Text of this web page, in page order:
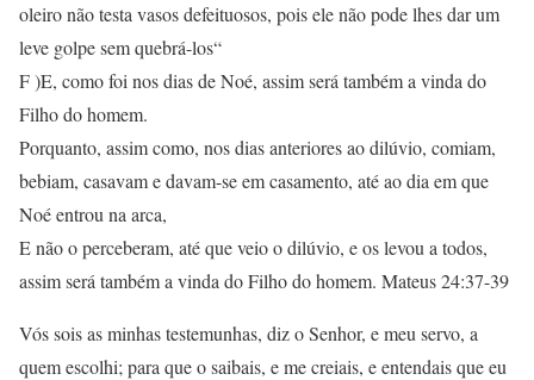
oleiro não testa vasos defeituosos, pois ele não pode lhes dar um
leve golpe sem quebrá-los“
F )E, como foi nos dias de Noé, assim será também a vinda do
Filho do homem.
Porquanto, assim como, nos dias anteriores ao dilúvio, comiam,
bebiam, casavam e davam-se em casamento, até ao dia em que
Noé entrou na arca,
E não o perceberam, até que veio o dilúvio, e os levou a todos,
assim será também a vinda do Filho do homem. Mateus 24:37-39
Vós sois as minhas testemunhas, diz o Senhor, e meu servo, a
quem escolhi; para que o saibais, e me creiais, e entendais que eu